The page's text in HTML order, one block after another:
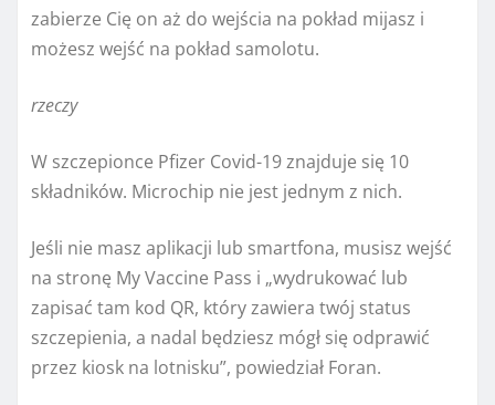
zabierze Cię on aż do wejścia na pokład mijasz i
możesz wejść na pokład samolotu.
rzeczy
W szczepionce Pfizer Covid-19 znajduje się 10
składników. Microchip nie jest jednym z nich.
Jeśli nie masz aplikacji lub smartfona, musisz wejść
na stronę My Vaccine Pass i „wydrukować lub
zapisać tam kod QR, który zawiera twój status
szczepienia, a nadal będziesz mógł się odprawić
przez kiosk na lotnisku”, powiedział Foran.